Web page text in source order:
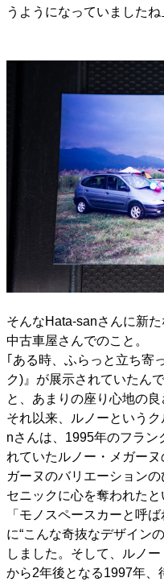
うようになっていましたね
そんなHata-sanさんに新
中古車屋さんでのこと。
｢ある時、ふらっと立ち寄
ク)』が展示されていたん
と、あまりの座り心地の良
それ以来、ルノーという
nさんは、1995年のフラン
れていたルノー・メガー
ガーヌのバリエーション
セニックに心を奪われたと
「モノスペースカーと呼
に“こんな奇抜なデザイン
しました。そして、ルノ
から2年後となる1997年、